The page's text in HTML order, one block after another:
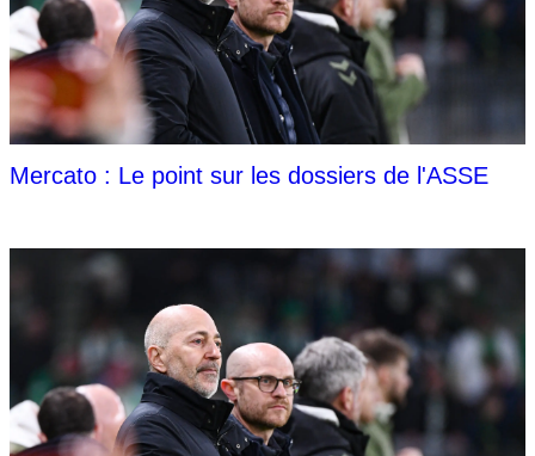
Mercato : Le point sur les dossiers de l'ASSE